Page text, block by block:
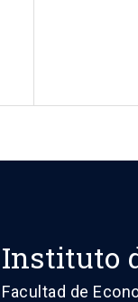
Instituto
Facultad de